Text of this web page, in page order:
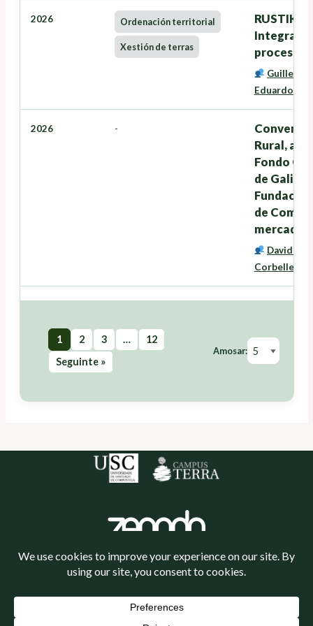
2026 Ordenación territorial
Xestión de terras
RUSTIK:
processes
Eduardo
2026 -
Convenio
Rural, a
Fondo
de
de
mercado
David
Corbelle
1 2 3 …
12
Seguinte »
Amosar:
Política de privacidade